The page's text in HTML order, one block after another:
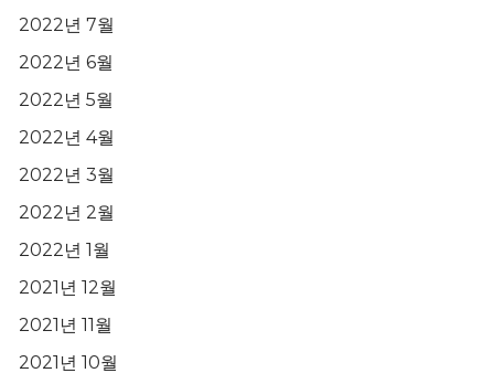
2022년 7월
2022년 6월
2022년 5월
2022년 4월
2022년 3월
2022년 2월
2022년 1월
2021년 12월
2021년 11월
2021년 10월